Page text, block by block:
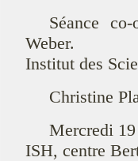
Séance
Weber.
Institut des
Christine
Mercredi
ISH, centre